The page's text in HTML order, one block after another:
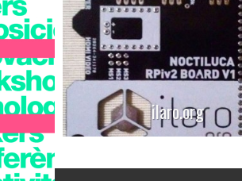
ilaro.org